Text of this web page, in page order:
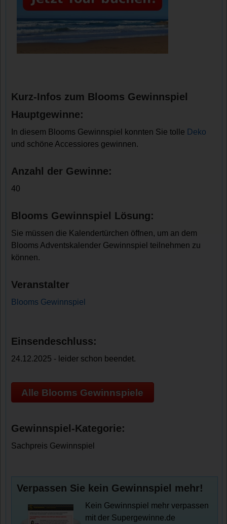
Kurz-Infos zum Blooms Gewinnspiel
Hauptgewinne:
In diesem Blooms Gewinnspiel konnten Sie tolle Deko
und schöne Accessiores gewinnen.
Anzahl der Gewinne:
40
Blooms Gewinnspiel Lösung:
Sie müssen die Kalendertürchen öffnen, um an dem
Blooms Adventskalender Gewinnspiel teilnehmen zu
können.
Veranstalter
Blooms Gewinnspiel
Einsendeschluss:
24.12.2025 - leider schon beendet.
Alle Blooms Gewinnspiele
Gewinnspiel-Kategorie:
Sachpreis Gewinnspiel
Verpassen Sie kein Gewinnspiel mehr!
Kein Gewinnspiel mehr verpassen
mit der Supergewinne.de